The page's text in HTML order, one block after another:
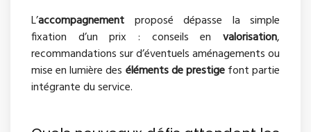
L’accompagnement proposé dépasse la simple
fixation d’un prix : conseils en valorisation,
recommandations sur d’éventuels aménagements ou
mise en lumière des éléments de prestigefont partie
intégrante du service.